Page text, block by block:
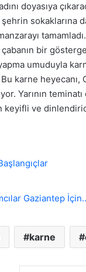
doyasıya
sokaklarına
bir
umuduyla
karne heyecanı,
Yarının
keyifli ve
Gaziantep
karne